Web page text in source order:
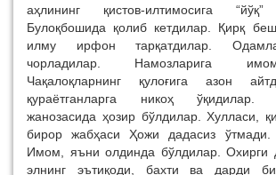
аҳлининг қистов-илтимосига
Булоқбошида қолиб кетдилар. Қирқ
илму ирфон тарқатдилар.
чорладилар. Намозларига
Чақалоқларнинг қулоғига азон
қураётганларга никоҳ ўқидилар.
жанозасида ҳозир бўлдилар. Хулласи,
бирор жабҳаси Ҳожи дадасиз
Имом, яъни олдинда бўлдилар. Охирги
элнинг эътиқоди, бахти ва дарди